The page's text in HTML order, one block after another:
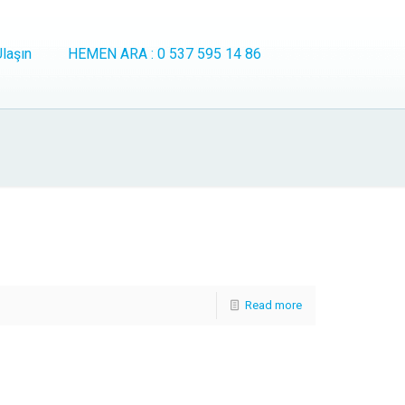
HEMEN ARA : 0 537 595 14 86
Read more